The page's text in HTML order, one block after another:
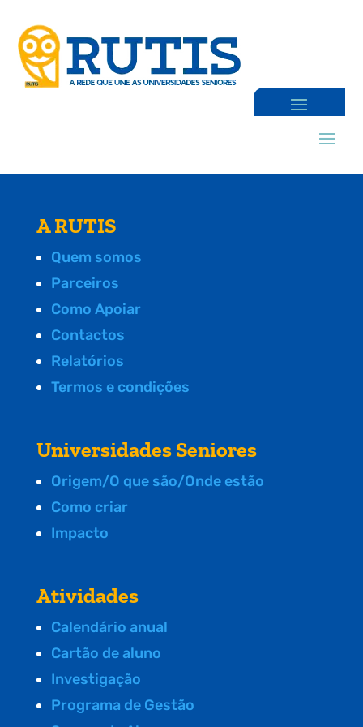
A RUTIS
Quem somos
Parceiros
Como Apoiar
Contactos
Relatórios
Termos e condições
Universidades Seniores
Origem/O que são/Onde estão
Como criar
Impacto
Atividades
Calendário anual
Cartão de aluno
Investigação
Programa de Gestão